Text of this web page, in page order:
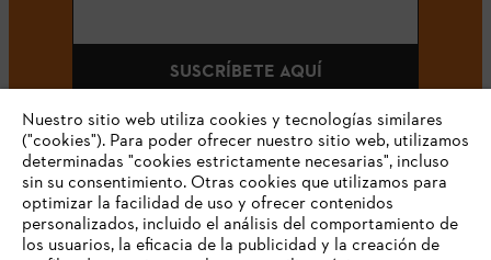
SUSCRÍBETE AQUÍ
#STIHLCOLOMBIA
Nuestro sitio web utiliza cookies y tecnologías similares
("cookies"). Para poder ofrecer nuestro sitio web, utilizamos
determinadas "cookies estrictamente necesarias", incluso
sin su consentimiento. Otras cookies que utilizamos para
optimizar la facilidad de uso y ofrecer contenidos
personalizados, incluido el análisis del comportamiento de
los usuarios, la eficacia de la publicidad y la creación de